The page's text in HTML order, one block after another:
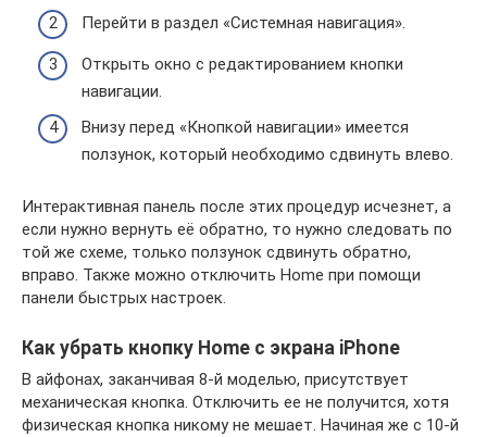
Перейти в раздел «Системная навигация».
Открыть окно с редактированием кнопки
навигации.
Внизу перед «Кнопкой навигации» имеется
ползунок, который необходимо сдвинуть влево.
Интерактивная панель после этих процедур исчезнет, а
если нужно вернуть её обратно, то нужно следовать по
той же схеме, только ползунок сдвинуть обратно,
вправо. Также можно отключить Home при помощи
панели быстрых настроек.
Как убрать кнопку Home c экрана iPhone
В айфонах, заканчивая 8-й моделью, присутствует
механическая кнопка. Отключить ее не получится, хотя
физическая кнопка никому не мешает. Начиная же с 10-й